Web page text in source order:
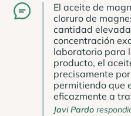
El aceite de
cloruro de
cantidad
concentración
laboratorio para
producto, el
precisamente
permitiendo que
eficazmente a
Javi Pardo